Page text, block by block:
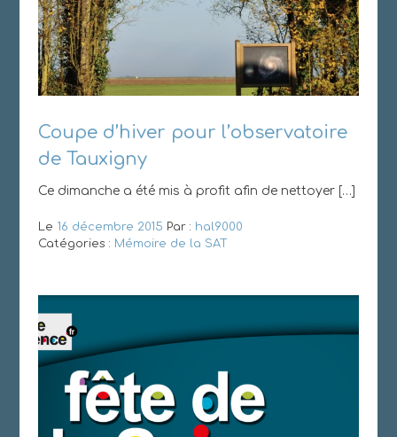
Coupe d’hiver pour l’observatoire
de Tauxigny
Ce dimanche a été mis à profit afin de nettoyer […]
Le 16 décembre 2015 Par : hal9000
Catégories : Mémoire de la SAT